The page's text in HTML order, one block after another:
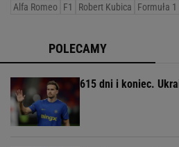
Alfa Romeo F1 Robert Kubica Formuła 1
POLECAMY
615 dni i koniec.